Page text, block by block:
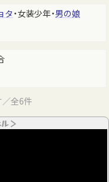
タ ・女装少年・男の娘
全6件
＞